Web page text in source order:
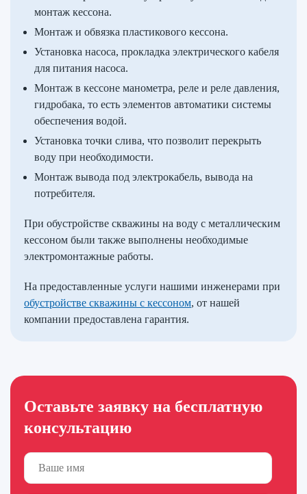
монтаж кессона.
Монтаж и обвязка пластикового кессона.
Установка насоса, прокладка электрического кабеля
для питания насоса.
Монтаж в кессоне манометра, реле и реле давления,
гидробака, то есть элементов автоматики системы
обеспечения водой.
Установка точки слива, что позволит перекрыть
воду при необходимости.
Монтаж вывода под электрокабель, вывода на
потребителя.
При обустройстве скважины на воду с металлическим
кессоном были также выполнены необходимые
электромонтажные работы.
На предоставленные услуги нашими инженерами при
обустройстве скважины с кессоном, от нашей
компании предоставлена гарантия.
Оставьте заявку на бесплатную
консультацию